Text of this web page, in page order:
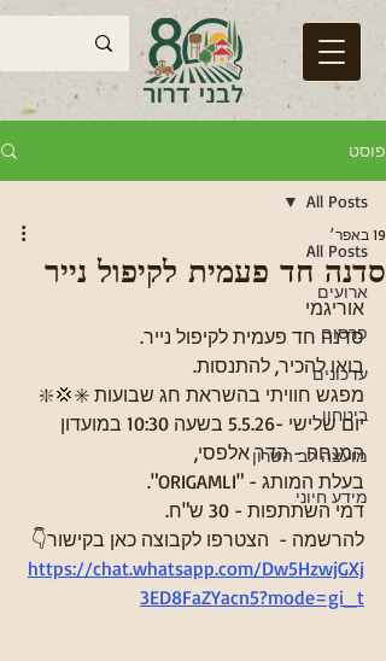
פוסט
All Posts
ארועים
פרסום
עדכונים
ביטחון
מועצה לב השרון
מידע חיוני
All Posts
סדנה חד פעמית לקיפול נייר
19 באפר׳
אוריגמי
סדנה חד פעמית לקיפול נייר.
בואו להכיר, להתנסות.
מפגש חוויתי בהשראת חג שבועות ✳️💢❇️
יום שלישי -5.5.26 בשעה 10:30 במועדון
המנחה - הדר אלפסי,
בעלת המותג - "ORIGAMLI".
דמי השתתפות - 30 ש"ח.
להרשמה -  הצטרפו לקבוצה כאן בקישור👇
https://chat.whatsapp.com/Dw5HzwjGXj
3ED8FaZYacn5?mode=gi_t